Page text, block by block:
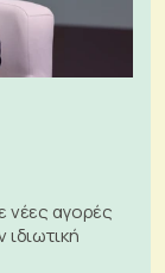
νέες αγορές